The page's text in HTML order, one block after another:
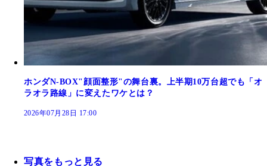
ホンダN-BOX"顔面整形"の舞台裏。上半期10万台超でも「オ
ラオラ路線」に変えたワケとは？
2026年07月28日 17:00
写真をもっと見る